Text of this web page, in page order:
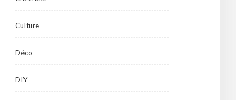
Culture
Déco
DIY